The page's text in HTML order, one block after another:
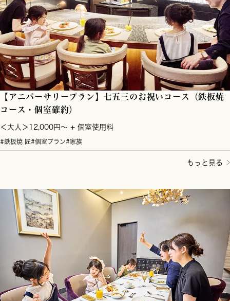
【アニバーサリープラン】七五三のお祝いコース（鉄板焼
コース・個室確約）
＜大人＞12,000円～ + 個室使用料
#鉄板焼 匠#個室プラン#家族
もっと見る